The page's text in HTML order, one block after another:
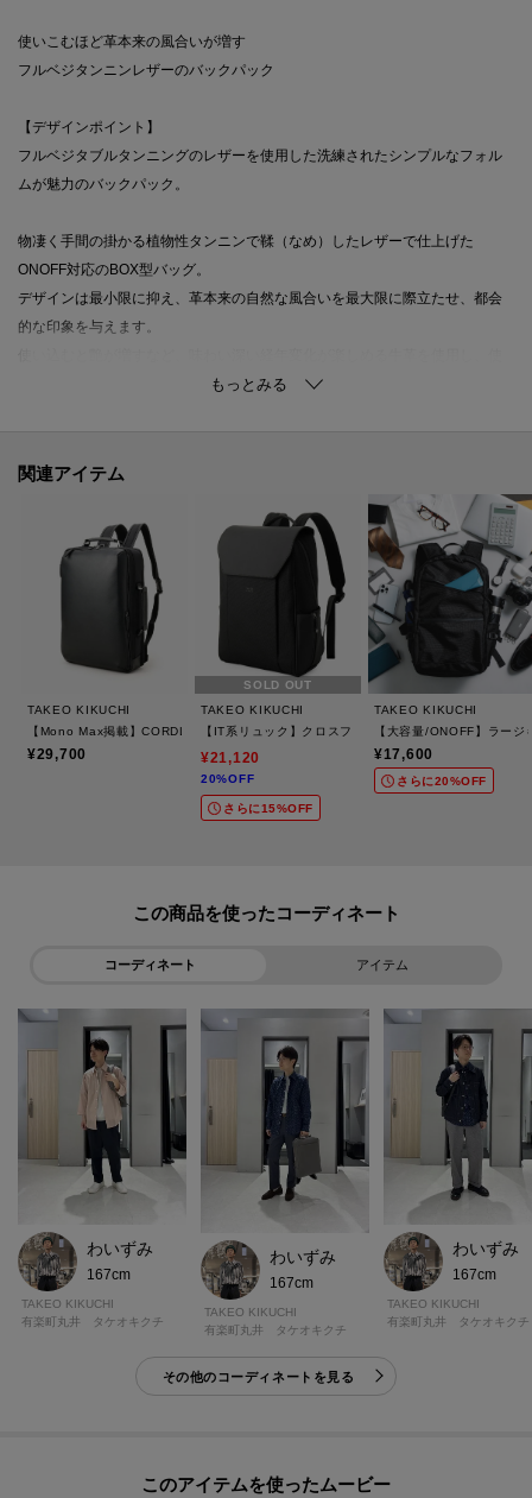
使いこむほど革本来の風合いが増す
フルベジタンニンレザーのバックパック
【デザインポイント】
フルベジタブルタンニングのレザーを使用した洗練されたシンプルなフォル
ムが魅力のバックパック。
物凄く手間の掛かる植物性タンニンで鞣（なめ）したレザーで仕上げた
ONOFF対応のBOX型バッグ。
デザインは最小限に抑え、革本来の自然な風合いを最大限に際立たせ、都会
的な印象を与えます。
い手のライフスタイルに寄り添います。
ビジネスユースとしてもお休みのお出掛けにもマッチするデザインです。
■13インチ対応パソコンスリーブ。大切なデバイスをしっかり保護。
■内装にペットボトルホルダー装備
■バッグパック容量 約11L
※ポケット数：外側×1 内側×3 ボトルホルダー×1
この商品はWEBと一部店舗限定展開の商品になります。
ギフト/プレゼント、また大切な方への贈りものとしてもおすすめです。
た、パソコン・スマートフォンなどの環境により、若干製品と画像のカラー
関連アイテム
TAKEO KIKUCHI
【Mono Max掲載】CORDLEY（R）2WAYバッグ
¥29,700
SOLD OUT
TAKEO KIKUCHI
【IT系リュック】クロスフィットバックパック
¥21,120
20%OFF
さらに15%OFF
TAKEO KIKUCHI
【大容量/ONOFF】ラー
¥17,600
さらに20%OFF
この商品を使った
コーディネート アイテム
わいずみ
167cm
TAKEO KIKUCHI
有楽町丸井 タケオキクチ
わいずみ
167cm
TAKEO KIKUCHI
有楽町丸井 タケオキクチ
わいずみ
167cm
TAKEO KIKUCHI
有楽町丸井 タケオキクチ
その他のコーディネートを見る
このアイテムを使ったムービー